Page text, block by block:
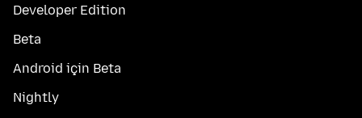
Developer Edition
Beta
Android için Beta
Nightly